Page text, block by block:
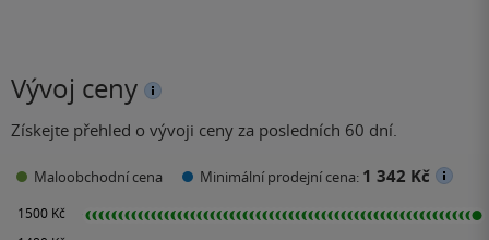
Vývoj ceny
Získejte přehled o vývoji ceny za posledních 60 dní.
Maloobchodní cena Minimální prodejní cena: 1 342 Kč